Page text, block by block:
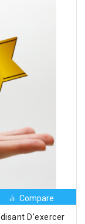
Compare
D’exercer